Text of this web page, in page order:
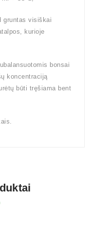
gruntas visiškai
kurioje
bonsai
koncentraciją
būti tręšiama bent